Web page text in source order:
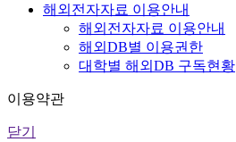
해외전자자료 이용안내
해외전자자료 이용안내
해외DB별 이용권한
대학별 해외DB 구독현황
이용약관
닫기